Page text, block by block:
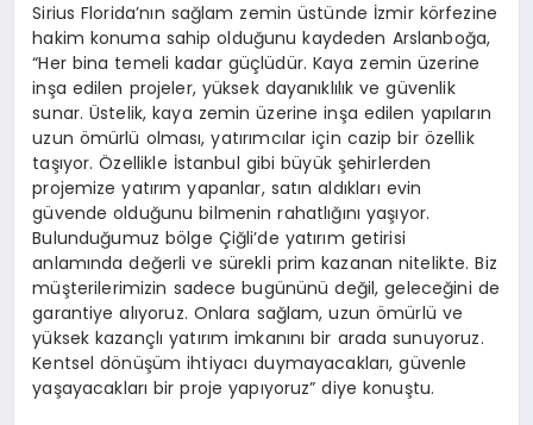
Sirius Florida’nın sağlam zemin üstünde İzmir körfezine
hakim konuma sahip olduğunu kaydeden Arslanboğa,
“Her bina temeli kadar güçlüdür. Kaya zemin üzerine
inşa edilen projeler, yüksek dayanıklılık ve güvenlik
sunar. Üstelik, kaya zemin üzerine inşa edilen yapıların
uzun ömürlü olması, yatırımcılar için cazip bir özellik
taşıyor. Özellikle İstanbul gibi büyük şehirlerden
projemize yatırım yapanlar, satın aldıkları evin
güvende olduğunu bilmenin rahatlığını yaşıyor.
Bulunduğumuz bölge Çiğli’de yatırım getirisi
anlamında değerli ve sürekli prim kazanan nitelikte. Biz
müşterilerimizin sadece bugününü değil, geleceğini de
garantiye alıyoruz. Onlara sağlam, uzun ömürlü ve
yüksek kazançlı yatırım imkanını bir arada sunuyoruz.
Kentsel dönüşüm ihtiyacı duymayacakları, güvenle
yaşayacakları bir proje yapıyoruz” diye konuştu.